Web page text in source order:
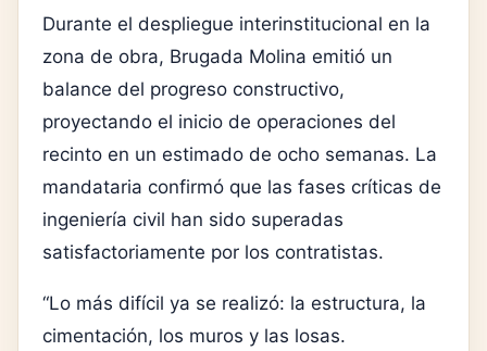
Durante el despliegue interinstitucional en la
zona de obra, Brugada Molina emitió un
balance del progreso constructivo,
proyectando el inicio de operaciones del
recinto en un estimado de ocho semanas. La
mandataria confirmó que las fases críticas de
ingeniería civil han sido superadas
satisfactoriamente por los contratistas.
“Lo más difícil ya se realizó: la estructura, la
cimentación, los muros y las losas.